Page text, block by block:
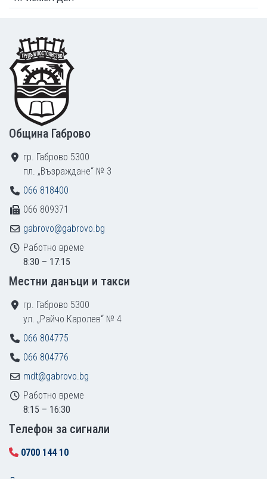
Footer
Община Габрово
гр. Габрово 5300
пл. „Възраждане“ № 3
066 818400
066 809371
gabrovo@gabrovo.bg
Работно време
8:30 – 17:15
Местни данъци и такси
гр. Габрово 5300
ул. „Райчо Каролев“ № 4
066 804775
066 804776
mdt@gabrovo.bg
Работно време
8:15 – 16:30
Tелефон за сигнали
0700 144 10